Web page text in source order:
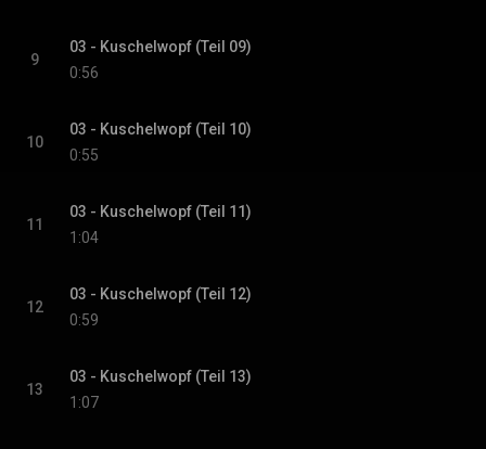
9
03 - Kuschelwopf (Teil 09)
0:56
10
03 - Kuschelwopf (Teil 10)
0:55
11
03 - Kuschelwopf (Teil 11)
1:04
12
03 - Kuschelwopf (Teil 12)
0:59
13
03 - Kuschelwopf (Teil 13)
1:07